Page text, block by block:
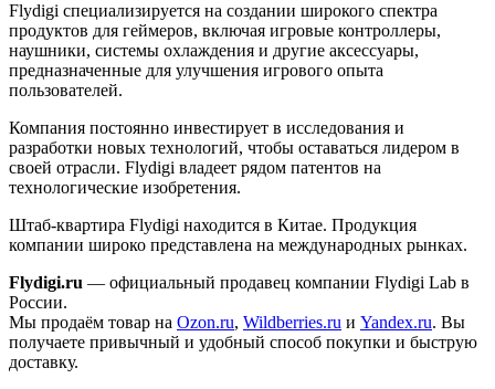
Flydigi специализируется на создании широкого спектра
продуктов для геймеров, включая игровые контроллеры,
наушники, системы охлаждения и другие аксессуары,
предназначенные для улучшения игрового опыта
пользователей.
Компания постоянно инвестирует в исследования и
разработки новых технологий, чтобы оставаться лидером в
своей отрасли. Flydigi владеет рядом патентов на
технологические изобретения.
Штаб-квартира Flydigi находится в Китае. Продукция
компании широко представлена на международных рынках.
Flydigi.ru — официальный продавец компании Flydigi Lab в
России.
Мы продаём товар на Ozon.ru, Wildberries.ru и Yandex.ru. Вы
получаете привычный и удобный способ покупки и быструю
доставку.